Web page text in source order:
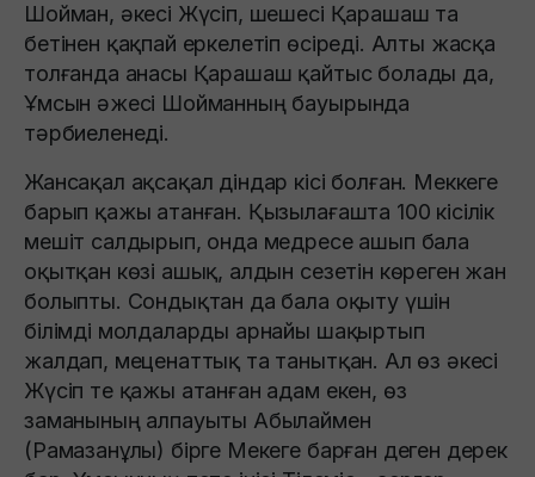
Шойман, әкесi Жүсіп, шешесi Қарашаш та
бетiнен қақпай еркелетiп өсiредi. Алты жасқа
толғанда анасы Қарашаш қайтыс болады да,
Ұмсын әжесi Шойманның бауырында
тәрбиеленедi.
Жансақал ақсақал дiндар кісі болған. Меккеге
барып қажы атанған. Қызылағашта 100 кiсiлiк
мешiт салдырып, онда медресе ашып бала
оқытқан көзі ашық, алдын сезетін көреген жан
болыпты. Сондықтан да бала оқыту үшiн
бiлiмдi молдаларды арнайы шақыртып
жалдап, меценаттық та танытқан. Ал өз әкесі
Жүсіп те қажы атанған адам екен, өз
заманының алпауыты Абылаймен
(Рамазанұлы) бiрге Мекеге барған деген дерек